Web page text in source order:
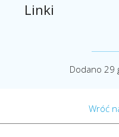
Linki
Dodano 29
Wróć